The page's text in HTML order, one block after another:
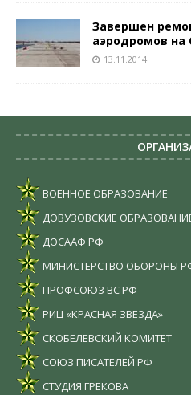
Завершен
аэродромов на
13.11.2014
ВОЕННОЕ ОБРАЗОВАНИЕ
ДОВУЗОВСКИЕ
ДОСААФ РФ
МИНИСТЕРСТВО ОБОРОНЫ
ПРОФСОЮЗ ВС РФ
РИЦ «КРАСНАЯ ЗВЕЗДА»
СКОБЕЛЕВСКИЙ КОМИТЕТ
СОЮЗ ПИСАТЕЛЕЙ РФ
СТУДИЯ ГРЕКОВА